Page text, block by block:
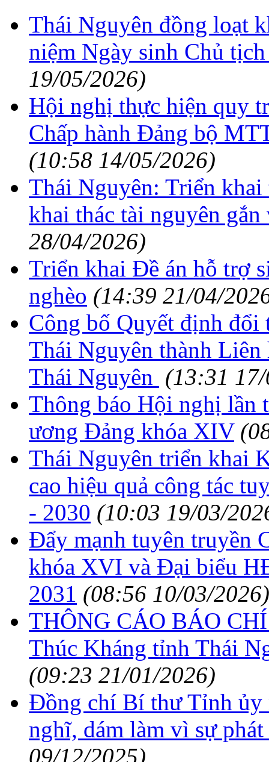
Thái Nguyên đồng loạt
niệm Ngày sinh Chủ
19/05/2026)
Hội nghị thực hiện quy
Chấp hành Đảng bộ
(10:58 14/05/2026)
Thái Nguyên: Triển
khai thác tài nguyên
28/04/2026)
Triển khai Đề án hỗ trợ
nghèo (14:39 21/04/
Công bố Quyết định đổi
Thái Nguyên thành
Thái Nguyên (13:31
Thông báo Hội nghị lần
ương Đảng khóa XIV
Thái Nguyên triển khai
cao hiệu quả công tác
- 2030 (10:03 19/03/
Đẩy mạnh tuyên truyền
khóa XVI và Đại biểu
2031 (08:56 10/03/2026)
THÔNG CÁO BÁO
Thúc Kháng tỉnh Thái
(09:23 21/01/2026)
Đồng chí Bí thư Tỉnh ủy
nghĩ, dám làm vì sự
09/12/2025)